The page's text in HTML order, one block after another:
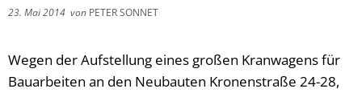
23. Mai 2014 von PETER SONNET
Wegen der Aufstellung eines großen Kranwagens für
Bauarbeiten an den Neubauten Kronenstraße 24-28,